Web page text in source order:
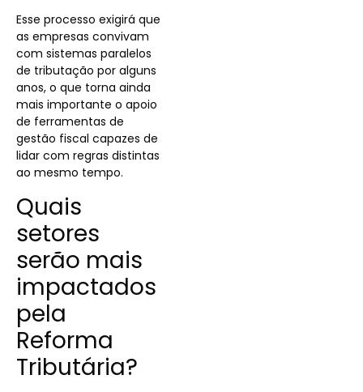
Esse processo exigirá que
as empresas convivam
com sistemas paralelos
de tributação por alguns
anos, o que torna ainda
mais importante o apoio
de ferramentas de
gestão fiscal capazes de
lidar com regras distintas
ao mesmo tempo.
Quais
setores
serão mais
impactados
pela
Reforma
Tributária?